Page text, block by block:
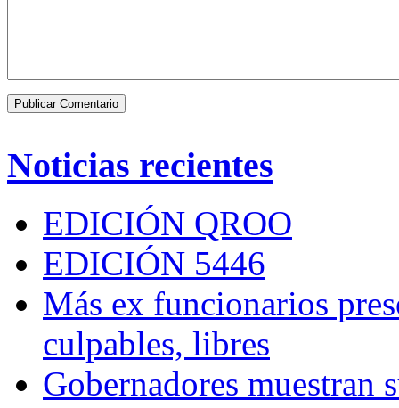
Noticias recientes
EDICIÓN QROO
EDICIÓN 5446
Más ex funcionarios
culpables, libres
Gobernadores muestran